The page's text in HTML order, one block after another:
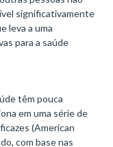
significativamente
leva a uma
para a saúde
têm pouca
em uma série de
(American
com base nas